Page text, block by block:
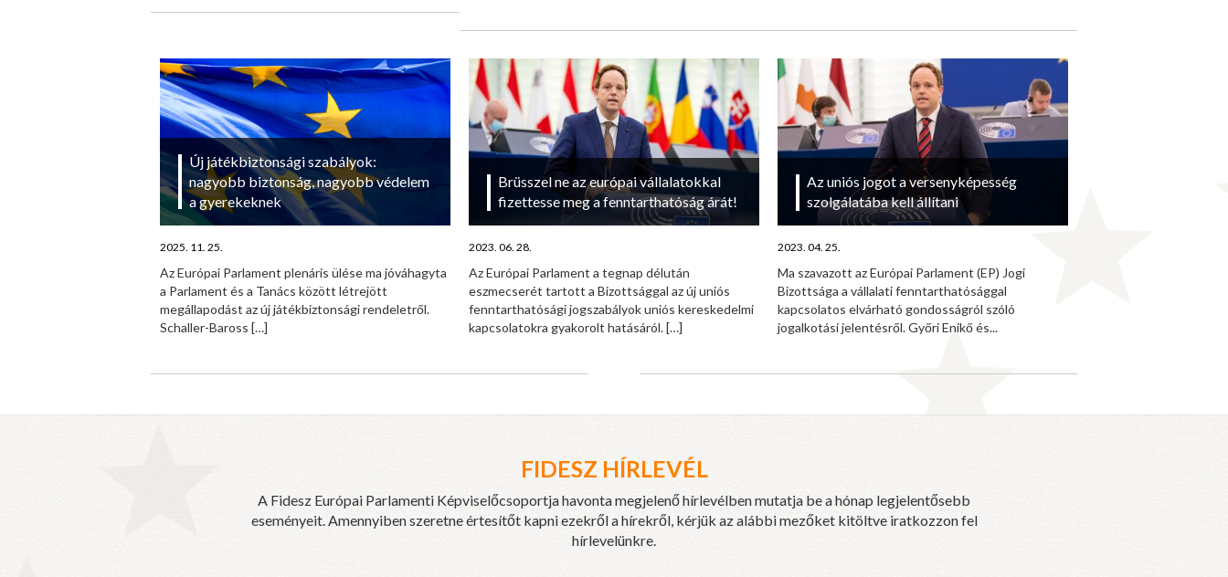
Új játékbiztonsági szabályok:
nagyobb biztonság, nagyobb védelem
a gyerekeknek
2025. 11. 25.
Az Európai Parlament plenáris ülése ma jóváhagyta
a Parlament és a Tanács között létrejött
megállapodást az új játékbiztonsági rendeletről.
Schaller-Baross […]
Brüsszel ne az európai vállalatokkal
fizettesse meg a fenntarthatóság árát!
2023. 06. 28.
Az Európai Parlament a tegnap délután
eszmecserét tartott a Bizottsággal az új uniós
fenntarthatósági jogszabályok uniós kereskedelmi
kapcsolatokra gyakorolt hatásáról.[…]
Az uniós jogot a versenyképesség
szolgálatába kell állítani
2023. 04. 25.
Ma szavazott az Európai Parlament (EP) Jogi
Bizottsága a vállalati fenntarthatósággal
kapcsolatos elvárható gondosságról szóló
jogalkotási jelentésről. Győri Enikő és...
FIDESZ HÍRLEVÉL
A Fidesz Európai Parlamenti Képviselőcsoportja havonta megjelenő hírlevélben mutatja be a hónap legjelentősebb
eseményeit. Amennyiben szeretne értesítőt kapni ezekről a hírekről, kérjük az alábbi mezőket kitöltve iratkozzon fel
hírlevelünkre.